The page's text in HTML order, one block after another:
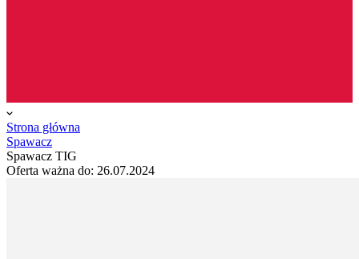
Strona główna
Spawacz
Spawacz TIG
Oferta ważna do: 26.07.2024